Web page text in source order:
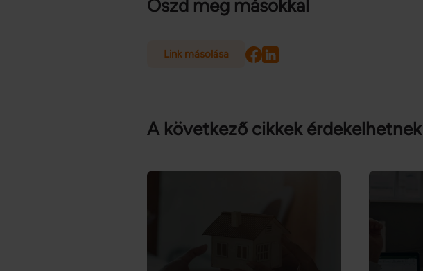
Oszd meg másokkal
Link másolása
A következő cikkek érdekelhetnek